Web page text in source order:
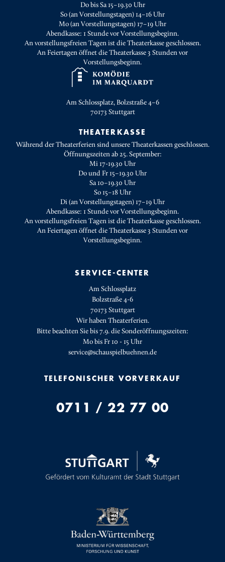
Do bis Sa 15–19.30 Uhr
So (an Vorstellungstagen) 14–16 Uhr
Mo (an Vorstellungstagen) 17–19 Uhr
Abendkasse: 1 Stunde vor Vorstellungsbeginn.
An vorstellungsfreien Tagen ist die Theaterkasse geschlossen.
An Feiertagen öffnet die Theaterkasse 3 Stunden vor
Vorstellungsbeginn.
Am Schlossplatz, Bolzstraße 4–6
70173 Stuttgart
THEATERKASSE
Während der Theaterferien sind unsere Theaterkassen geschlossen.
Öffnungszeiten ab 25. September:
Mi 17-19.30 Uhr
Do und Fr 15–19.30 Uhr
Sa 10–19.30 Uhr
So 15–18 Uhr
Di (an Vorstellungstagen) 17–19 Uhr
Abendkasse: 1 Stunde vor Vorstellungsbeginn.
An vorstellungsfreien Tagen ist die Theaterkasse geschlossen.
An Feiertagen öffnet die Theaterkasse 3 Stunden vor
Vorstellungsbeginn.
SERVICE-CENTER
Am Schlossplatz
Bolzstraße 4-6
70173 Stuttgart
Wir haben Theaterferien.
Bitte beachten Sie bis 7.9. die Sonderöffnungszeiten:
Mo bis Fr 10 - 15 Uhr
service@schauspielbuehnen.de
TELEFONISCHER VORVERKAUF
0711 / 22 77 00